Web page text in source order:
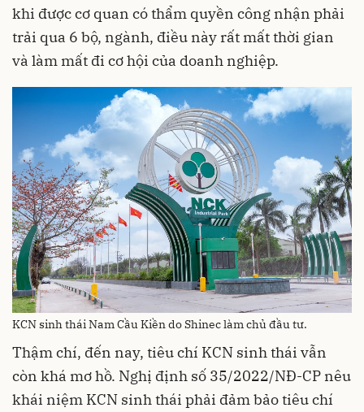
khi được cơ quan có thẩm quyền công nhận phải
trải qua 6 bộ, ngành, điều này rất mất thời gian
và làm mất đi cơ hội của doanh nghiệp.
KCN sinh thái Nam Cầu Kiền do Shinec làm chủ đầu tư.
Thậm chí, đến nay, tiêu chí KCN sinh thái vẫn
còn khá mơ hồ. Nghị định số 35/2022/NĐ-CP nêu
khái niệm KCN sinh thái phải đảm bảo tiêu chí